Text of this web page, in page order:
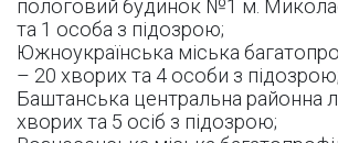
пологовий будинок №1 м.
та 1 особа з підозрою;
Южноукраїнська міська
– 20 хворих та 4 особи з підозрою;
Баштанська центральна районна
хворих та 5 осіб з підозрою;